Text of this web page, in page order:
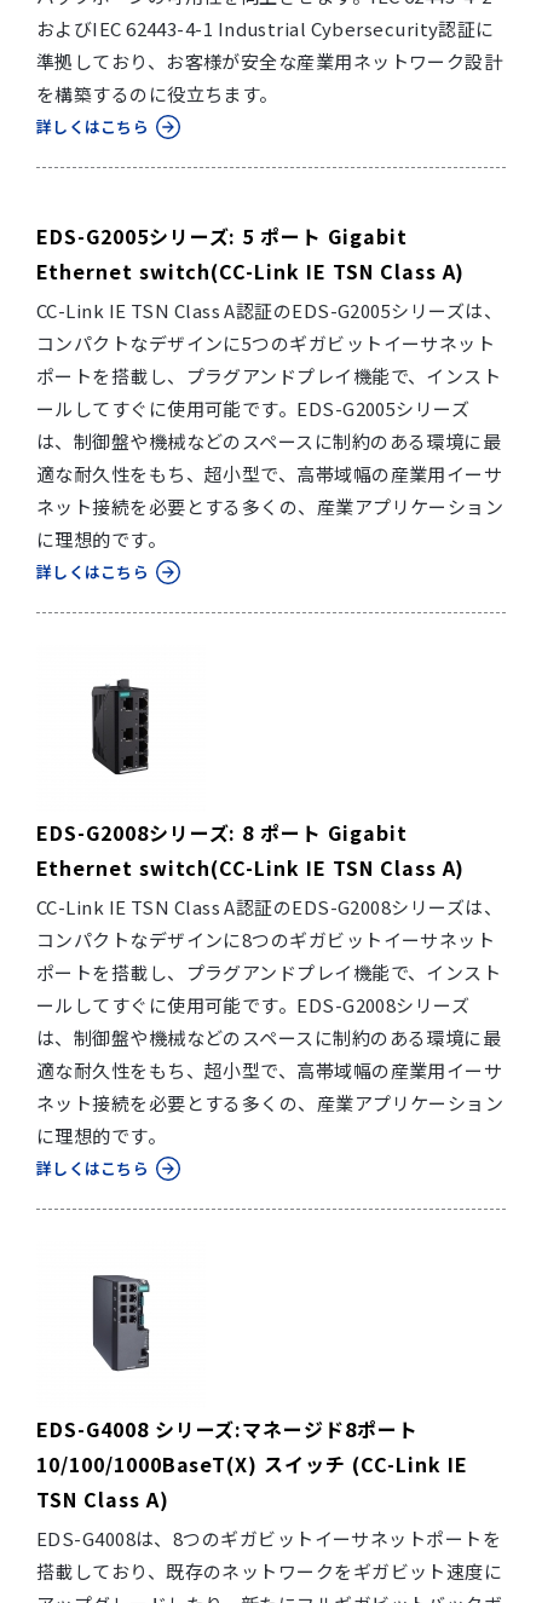
およびIEC 62443-4-1 Industrial Cybersecurity認証に
準拠しており、お客様が安全な産業用ネットワーク設計
を構築するのに役立ちます。
詳しくはこちら
EDS-G2005シリーズ: 5 ポート Gigabit
Ethernet switch(CC-Link IE TSN Class A)
CC-Link IE TSN Class A認証のEDS-G2005シリーズは、
コンパクトなデザインに5つのギガビットイーサネット
ポートを搭載し、プラグアンドプレイ機能で、インスト
ールしてすぐに使用可能です。EDS-G2005シリーズ
は、制御盤や機械などのスペースに制約のある環境に最
適な耐久性をもち、超小型で、高帯域幅の産業用イーサ
ネット接続を必要とする多くの、産業アプリケーション
に理想的です。
詳しくはこちら
EDS-G2008シリーズ: 8 ポート Gigabit
Ethernet switch(CC-Link IE TSN Class A)
CC-Link IE TSN Class A認証のEDS-G2008シリーズは、
コンパクトなデザインに8つのギガビットイーサネット
ポートを搭載し、プラグアンドプレイ機能で、インスト
ールしてすぐに使用可能です。EDS-G2008シリーズ
は、制御盤や機械などのスペースに制約のある環境に最
適な耐久性をもち、超小型で、高帯域幅の産業用イーサ
ネット接続を必要とする多くの、産業アプリケーション
に理想的です。
詳しくはこちら
EDS-G4008 シリーズ:マネージド8ポート
10/100/1000BaseT(X) スイッチ (CC-Link IE
TSN Class A)
EDS-G4008は、8つのギガビットイーサネットポートを
搭載しており、既存のネットワークをギガビット速度に